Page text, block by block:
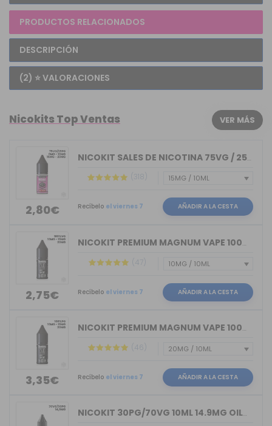
PRODUCTOS RELACIONADOS
DESCRIPCIÓN
(2) ⭐ VALORACIONES
Nicokits Top Ventas VER MÁS
2,80€
NICOKIT SALES DE NICOTINA 75VG / 25PG...
(318)
Recíbelo el viernes 7 AÑADIR A LA CESTA
2,75€
NICOKIT PREMIUM MAGNUM VAPE 100%VG 10ML
(47)
Recíbelo el viernes 7 AÑADIR A LA CESTA
3,35€
NICOKIT PREMIUM MAGNUM VAPE 100%PG 10ML
(46)
Recíbelo el viernes 7 AÑADIR A LA CESTA
NICOKIT 30PG/70VG 10ML 14.9MG OIL4VAP